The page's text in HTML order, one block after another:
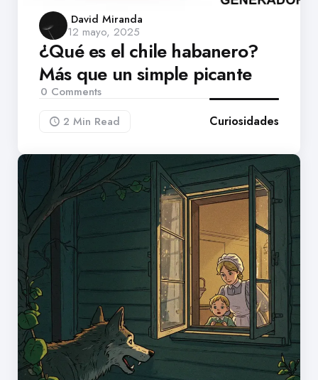
Posted
by
David Miranda
12 mayo, 2025
¿Qué es el chile habanero?
Más que un simple picante
0 Comments
2 Min Read Curiosidades